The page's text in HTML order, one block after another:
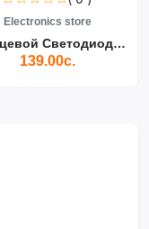
Electronics store
Кольцевой Светодиодный Св...
139.00с.